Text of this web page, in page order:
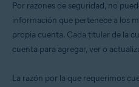
Por razones de seguridad, no
información que pertenece a los
propia cuenta. Cada titular de la
cuenta para agregar, ver o
La razón por la que requerimos